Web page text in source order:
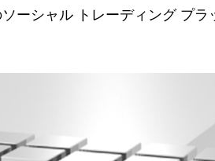
ーシャル トレーディング プ